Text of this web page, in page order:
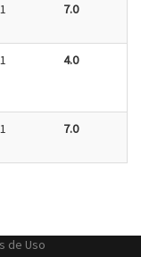
1 7.0
1 4.0
1 7.0
de Uso